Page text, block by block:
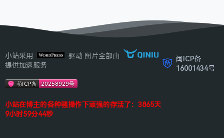
小站采用
驱动 图片全部由
提供加速服务
小站在博主的各种骚操作下顽强的存活了：3865天
9小时59分44秒
闽ICP备
16001434号